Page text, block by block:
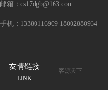
邮箱：cs17dgb@163.com
手机：13380116909 18002880964
友情链接
LINK
客源天下